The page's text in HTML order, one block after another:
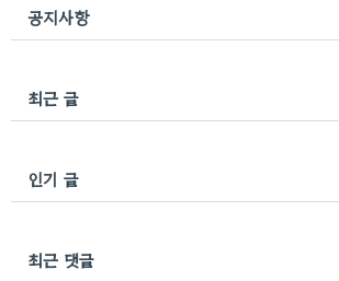
공지사항
최근 글
인기 글
최근 댓글